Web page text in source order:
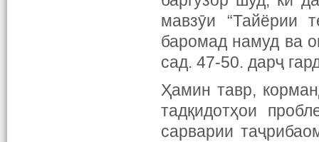
мавзӯи “Тайёрии
баромад намуд ва
сад. 47-50. дарҷ
Ҳамин тавр,
тадқидотҳои
сарварии